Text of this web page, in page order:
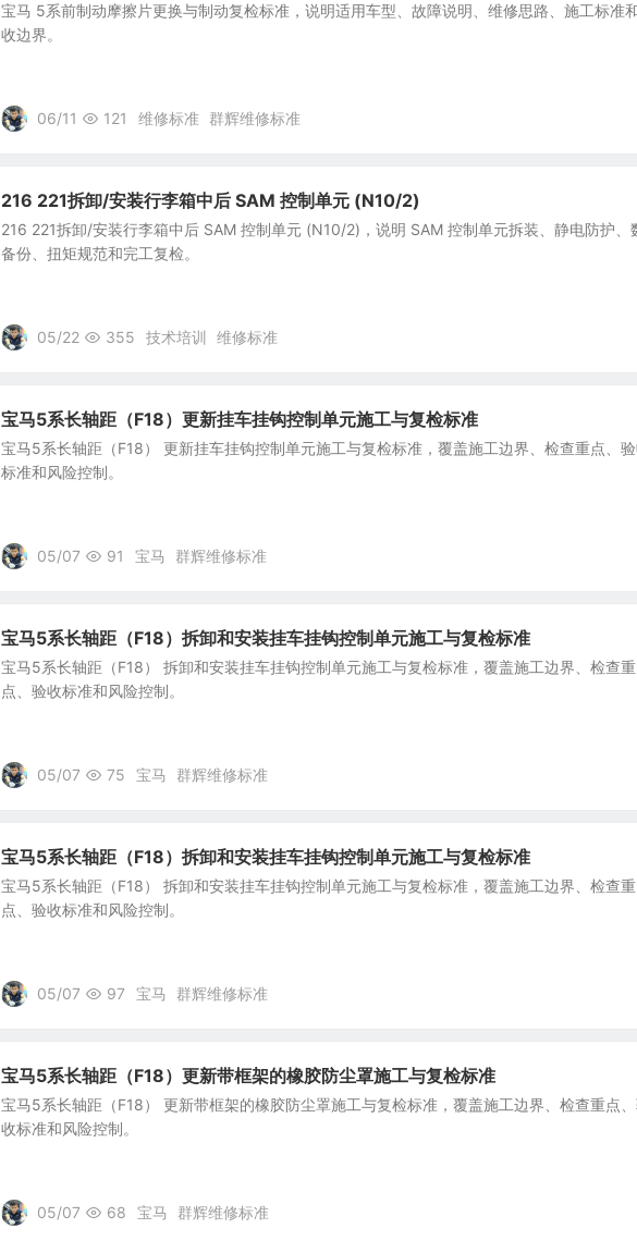
宝马 5系前制动摩擦片更换与制动复检标准，说明适用车型、故障说明、维修思路、施工标准
收边界。
06/11 121 维修标准 群辉维修标准
216 221拆卸/安装行李箱中后 SAM 控制单元 (N10/2)
216 221拆卸/安装行李箱中后 SAM 控制单元 (N10/2)，说明 SAM 控制单元拆装、静电防护、
备份、扭矩规范和完工复检。
05/22 355 技术培训 维修标准
宝马5系长轴距（F18）更新挂车挂钩控制单元施工与复检标准
宝马5系长轴距（F18） 更新挂车挂钩控制单元施工与复检标准，覆盖施工边界、检查重点、
标准和风险控制。
05/07 91 宝马 群辉维修标准
宝马5系长轴距（F18）拆卸和安装挂车挂钩控制单元施工与复检标准
宝马5系长轴距（F18） 拆卸和安装挂车挂钩控制单元施工与复检标准，覆盖施工边界、检查重
点、验收标准和风险控制。
05/07 75 宝马 群辉维修标准
宝马5系长轴距（F18）拆卸和安装挂车挂钩控制单元施工与复检标准
宝马5系长轴距（F18） 拆卸和安装挂车挂钩控制单元施工与复检标准，覆盖施工边界、检查重
点、验收标准和风险控制。
05/07 97 宝马 群辉维修标准
宝马5系长轴距（F18）更新带框架的橡胶防尘罩施工与复检标准
宝马5系长轴距（F18） 更新带框架的橡胶防尘罩施工与复检标准，覆盖施工边界、检查重点
收标准和风险控制。
05/07 68 宝马 群辉维修标准